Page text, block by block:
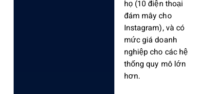
họ (10 điện thoại
đám mây cho
Instagram), và có
mức giá doanh
nghiệp cho các hệ
thống quy mô lớn
hơn.